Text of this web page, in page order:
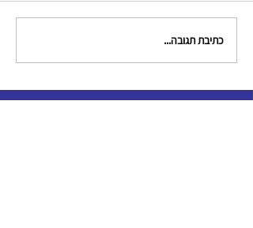
כתיבת תגובה...